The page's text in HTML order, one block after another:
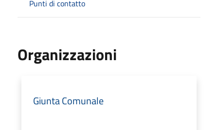
Punti di contatto
Organizzazioni
Giunta Comunale